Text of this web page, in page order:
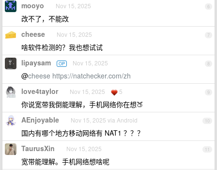
6
mooyo Nov 15, 2025
改不了，不能改
7
cheese Nov 15, 2025
啥软件检测的？我也想试试
8
lipaysam OP Nov 15, 2025
@cheese https://natchecker.com/zh
9
love4taylor Nov 15, 2025 5
你说宽带我倒能理解，手机网络你在想🍑
10
AEnjoyable Nov 15, 2025 via Android
国内有哪个地方移动网络有 NAT1 ？？？
11
TaurusXin Nov 15, 2025
宽带能理解。手机网络想啥呢